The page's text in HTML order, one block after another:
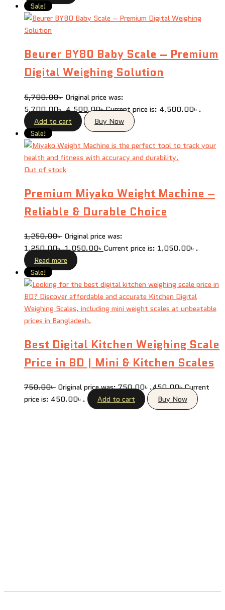
Sale!
Beurer BY80 Baby Scale – Premium
Digital Weighing Solution
5,700.00৳ Original price was:
5,700.00৳ .4,500.00৳Current price is: 4,500.00৳ .
Add to cart
Buy Now
Sale!
Out of stock
Premium Miyako Weight Machine –
Reliable & Durable Choice
1,250.00৳ Original price was:
1,250.00৳ .1,050.00৳ Current price is: 1,050.00৳ .
Read more
Sale!
Best Digital Kitchen Weighing Scale
Price in BD | Mini & Kitchen Scales
750.00৳ Original price was: 750.00৳ .450.00৳Current
price is: 450.00৳ .
Add to cart Buy Now